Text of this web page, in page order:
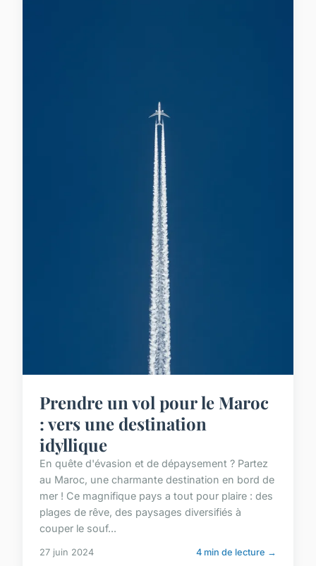
Prendre un vol pour le Maroc
: vers une destination
idyllique
En quête d'évasion et de dépaysement ? Partez
au Maroc, une charmante destination en bord de
mer ! Ce magnifique pays a tout pour plaire : des
plages de rêve, des paysages diversifiés à
couper le souf...
27 juin 2024 4 min de lecture →